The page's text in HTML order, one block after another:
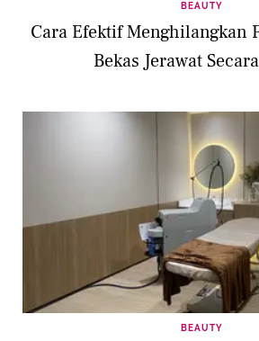
BEAUTY
Cara Efektif Menghilangkan
Bekas Jerawat
BEAUTY